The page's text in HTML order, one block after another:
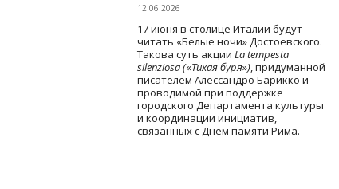
12.06.2026
17 июня в столице Италии будут
читать «Белые ночи» Достоевского.
Такова суть акции La tempesta
silenziosa («Тихая буря»), придуманной
писателем Алессандро Барикко и
проводимой при поддержке
городского Департамента культуры
и координации инициатив,
связанных с Днем памяти Рима.